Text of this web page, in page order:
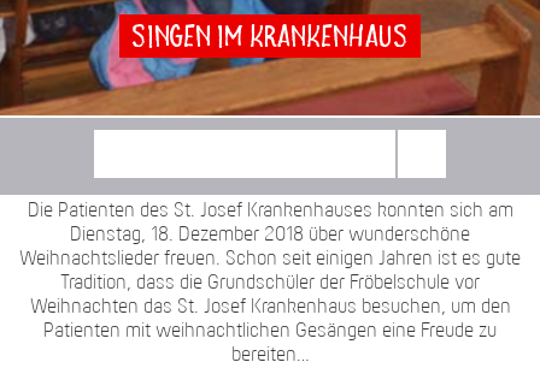
Singen im Krankenhaus
Die Patienten des St. Josef Krankenhauses konnten sich am
Dienstag, 18. Dezember 2018 über wunderschöne
Weihnachtslieder freuen. Schon seit einigen Jahren ist es gute
Tradition, dass die Grundschüler der Fröbelschule vor
Weihnachten das St. Josef Krankenhaus besuchen, um den
Patienten mit weihnachtlichen Gesängen eine Freude zu
bereiten…